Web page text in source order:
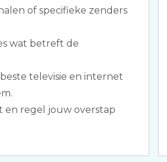
of specifieke zenders
wat betreft de
televisie en internet
en regel jouw overstap